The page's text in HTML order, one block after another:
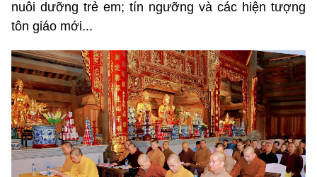
nuôi dưỡng trẻ em; tín ngưỡng và các hiện tượng
tôn giáo mới...